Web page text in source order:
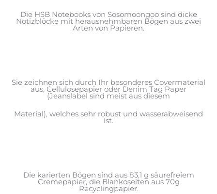
Die HSB Notebooks von Sosomoongoo sind dicke
Notizblöcke mit herausnehmbaren Bögen aus zwei
Arten von Papieren.
Sie zeichnen sich durch Ihr besonderes Covermaterial
aus, Cellulosepapier oder Denim Tag Paper
(Jeanslabel sind meist aus diesem
Material), welches sehr robust und wasserabweisend
ist.
Die karierten Bögen sind aus 83,1 g säurefreiem
Cremepapier, die Blankoseiten aus 70g
Recyclingpapier.